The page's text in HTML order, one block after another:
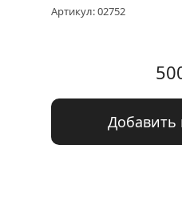
Артикул: 02752
Добавить